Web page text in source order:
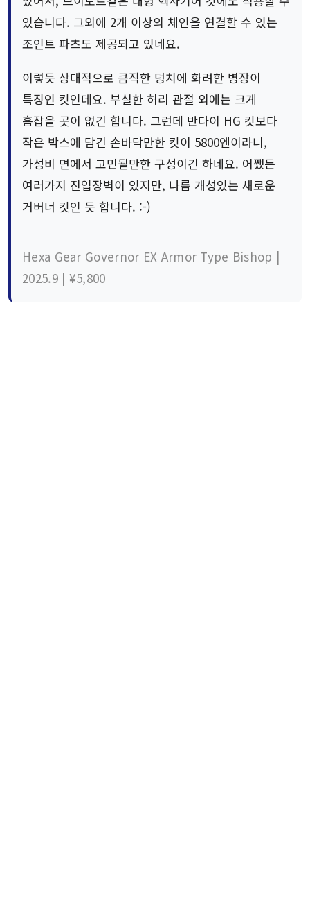
있습니다. 그외에 2개 이상의 체인을 연결할 수 있는
조인트 파츠도 제공되고 있네요.
이렇듯 상대적으로 큼직한 덩치에 화려한 병장이
특징인 킷인데요. 부실한 허리 관절 외에는 크게
흠잡을 곳이 없긴 합니다. 그런데 반다이 HG 킷보다
작은 박스에 담긴 손바닥만한 킷이 5800엔이라니,
가성비 면에서 고민될만한 구성이긴 하네요. 어쨌든
여러가지 진입장벽이 있지만, 나름 개성있는 새로운
거버너 킷인 듯 합니다. :-)
Hexa Gear Governor EX Armor Type Bishop |
2025.9 | ¥5,800